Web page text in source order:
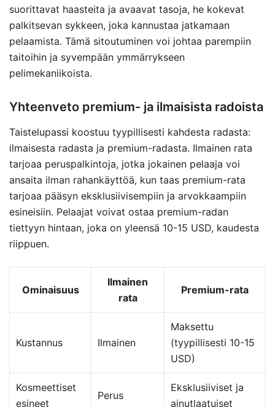
suorittavat haasteita ja avaavat tasoja, he kokevat
palkitsevan sykkeen, joka kannustaa jatkamaan
pelaamista. Tämä sitoutuminen voi johtaa parempiin
taitoihin ja syvempään ymmärrykseen
pelimekaniikoista.
Yhteenveto premium- ja ilmaisista radoista
Taistelupassi koostuu tyypillisesti kahdesta radasta:
ilmaisesta radasta ja premium-radasta. Ilmainen rata
tarjoaa peruspalkintoja, jotka jokainen pelaaja voi
ansaita ilman rahankäyttöä, kun taas premium-rata
tarjoaa pääsyn eksklusiivisempiin ja arvokkaampiin
esineisiin. Pelaajat voivat ostaa premium-radan
tiettyyn hintaan, joka on yleensä 10-15 USD, kaudesta
riippuen.
Ominaisuus
Ilmainen
rata
Premium-rata
Kustannus Ilmainen
Maksettu
(tyypillisesti 10-15
USD)
Kosmeettiset
esineet
Perus
Eksklusiiviset ja
ainutlaatuiset